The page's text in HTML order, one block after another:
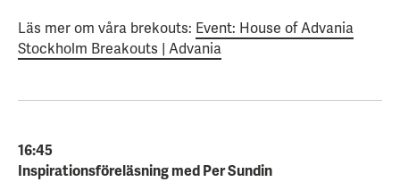
Läs mer om våra brekouts: Event: House of Advania
Stockholm Breakouts | Advania
16:45
Inspirationsföreläsning med Per Sundin